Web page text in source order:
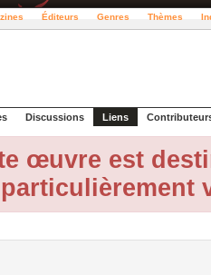
Éditeurs Genres Thèmes
Discussions Liens
œuvre est